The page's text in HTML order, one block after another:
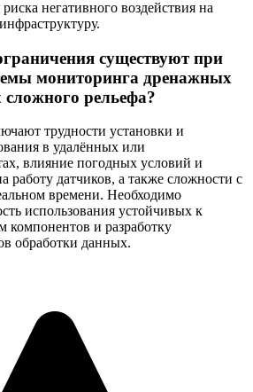
негативного воздействия на
существуют при
мониторинга дренажных
сложного рельефа?
трудности установки и
в удалённых или
влияние погодных условий и
работу датчиков, а также сложности с
времени. Необходимо
использования устойчивых к
компонентов и разработку
обработки данных.